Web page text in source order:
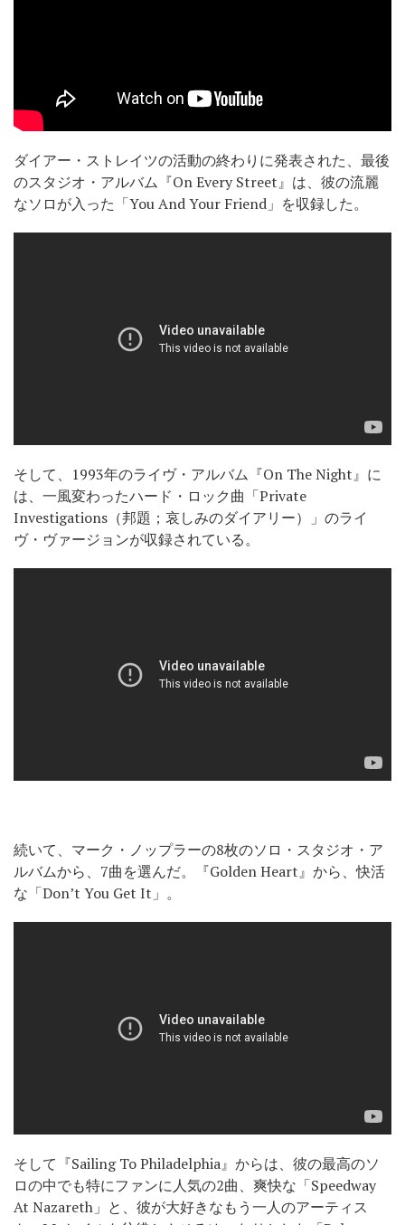
ダイアー・ストレイツの活動の終わりに発表された、最後
のスタジオ・アルバム『On Every Street』は、彼の流麗
なソロが入った「You And Your Friend」を収録した。
そして、1993年のライヴ・アルバム『On The Night』に
は、一風変わったハード・ロック曲「Private
Investigations（邦題；哀しみのダイアリー）」のライ
ヴ・ヴァージョンが収録されている。
続いて、マーク・ノップラーの8枚のソロ・スタジオ・ア
ルバムから、7曲を選んだ。『Golden Heart』から、快活
な「Don’t You Get It」。
そして『Sailing To Philadelphia』からは、彼の最高のソ
ロの中でも特にファンに人気の2曲、爽快な「Speedway
At Nazareth」と、彼が大好きなもう一人のアーティス